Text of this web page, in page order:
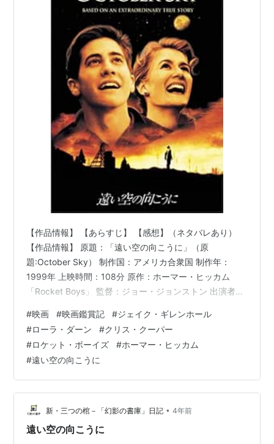
【作品情報】 【あらすじ】 【感想】（ネタバレあり）
【作品情報】 原題：「遠い空の向こうに」（原
題:October Sky） 制作国：アメリカ合衆国 制作年：
1999年 上映時間：108分 原作：ホーマー・ヒッカム
「Rocket Boys」 監督：ジョー・ジョンストン 出演者：
ス・クーパー（ジョン・ヒッカム） クリス・オーウェン
（クエンティン・ウィルソン） ビル・パクストン（フレ
ッド・ヘイズ） フリーダ・ライリー（ローラ・ダーン）
他 【あらすじ】 1957年の10月、ソ連はスプートニク1号
の打ち上げを成功させた。ウェスト・ヴァージニアの
炭…
#映画 #映画鑑賞記 #ジェイク・ギレンホール
#ローラ・ダーン #クリス・クーパー
#ロケット・ボーイズ #ホーマー・ヒッカム
#遠い空の向こうに
新・三つの棺－「幻影の書庫」日記 • 4年前
遠い空の向こうに